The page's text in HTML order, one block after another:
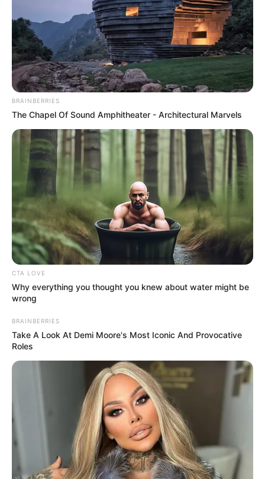
ജസ്റ്റിസ് പി.വി. കുഞ്ഞികൃഷ്ണന്റെ സിംഗിൾ
ബെഞ്ചാണ് ഹർജി പരിഗണിച്ചത്. കേസിന്റെ
അന്വേഷണം മധ്യപ്രദേശ് പൊലീസിന്റെ
അധികാരപരിധിയിലായതിനാൽ താൽക്കാലിക
മുൻകൂർ ജാമ്യം നീട്ടാൻ കേരള ഹൈക്കോടതിക്ക്
അധികാരമില്ലെന്ന് കോടതി വ്യക്തമാക്കി.
ഇക്കാര്യത്തിൽ ആവശ്യമായ നിയമപരമായ
പരിഹാരം തേടേണ്ടത് മധ്യപ്രദേശ്
ഹൈക്കോടതിയിലാണെന്നും കോടതി നിരീക്ഷിച്ചു.
കഴിഞ്ഞ ദിവസം മുഹമ്മദ് ഫർമാൻ സമർപ്പിച്ച
മുൻകൂർ ജാമ്യാപേക്ഷ മധ്യപ്രദേശിലെ ബന്ധപ്പെട്ട
സെഷൻസ് കോടതി തള്ളിയിരുന്നു. ഇതിന്
പിന്നാലെയാണ് ഫർമാൻ വീണ്ടും കേരള
ഹൈക്കോടതിയെ സമീപിച്ചത്.
മധ്യപ്രദേശ് സർക്കാരിന് വേണ്ടി ഹൈക്കോടതിയിൽ
പ്രമുഖ അഭിഭാഷകൻ അഡ്വ. വി. സജിത് കുമാർ
ഹാജരായി. മുഹമ്മദ് ഫർമാനുവേണ്ടി പിണറായി
BRAINBERRIES
The Chapel Of Sound Amphitheater - Architectural Marvels
CTA LOVE
Why everything you thought you knew about water might be
wrong
BRAINBERRIES
Take A Look At Demi Moore's Most Iconic And Provocative
Roles